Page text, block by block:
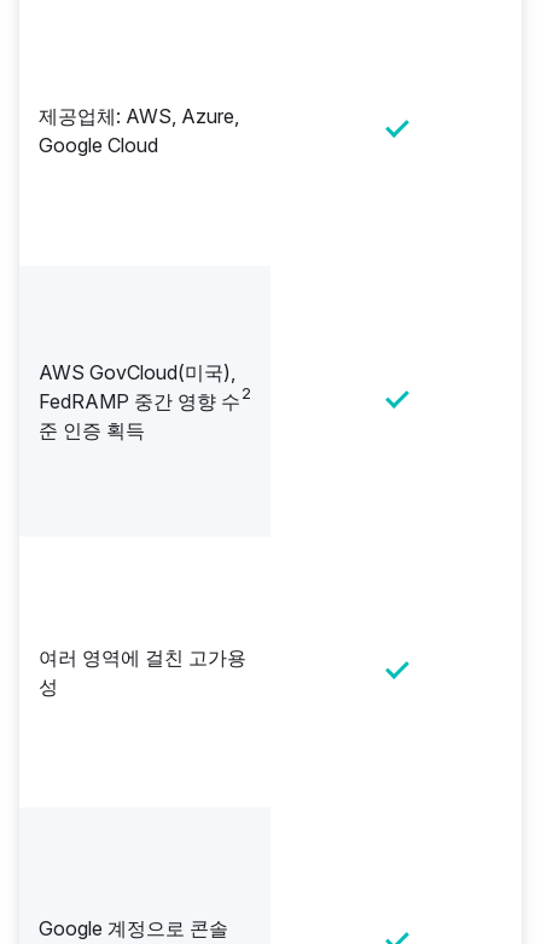
제공업체: AWS, Azure,
Google Cloud
AWS GovCloud(미국),
FedRAMP 중간 영향 수
준 인증 획득
2
여러 영역에 걸친 고가용
성
Google 계정으로 콘솔